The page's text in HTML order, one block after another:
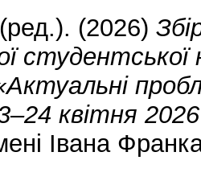
(ред.). (2026)
квітня
Івана